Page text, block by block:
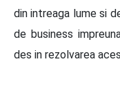
din intreaga lume si
de business
des in rezolvarea